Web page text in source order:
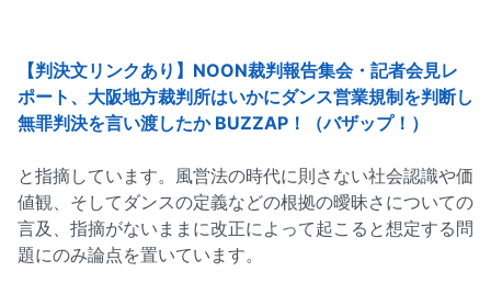
【判決文リンクあり】NOON裁判報告集会・記者会見レ
ポート、大阪地方裁判所はいかにダンス営業規制を判断し
無罪判決を言い渡したか BUZZAP！（バザップ！）
と指摘しています。風営法の時代に則さない社会認識や価
値観、そしてダンスの定義などの根拠の曖昧さについての
言及、指摘がないままに改正によって起こると想定する問
題にのみ論点を置いています。